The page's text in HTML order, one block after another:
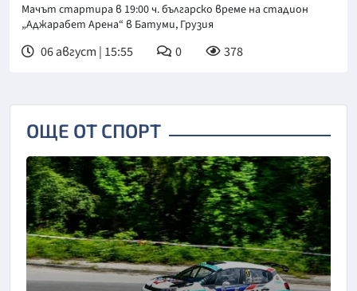
Мачът стартира в 19:00 ч. българско време на стадион
„Аджарабет Арена“ в Батуми, Грузия
06 август | 15:55 0 378
ОЩЕ ОТ СПОРТ